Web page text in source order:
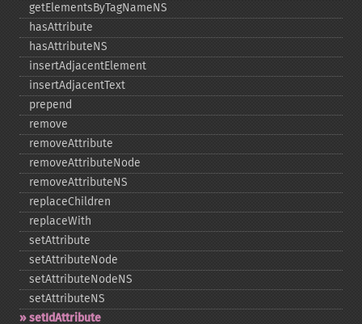
getElementsByTagNameNS
hasAttribute
hasAttributeNS
insertAdjacentElement
insertAdjacentText
prepend
remove
removeAttribute
removeAttributeNode
removeAttributeNS
replaceChildren
replaceWith
setAttribute
setAttributeNode
setAttributeNodeNS
setAttributeNS
setIdAttribute